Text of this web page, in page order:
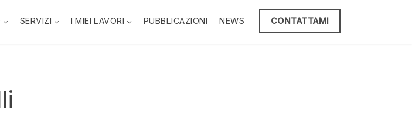
SERVIZI I MIEI LAVORI PUBBLICAZIONI NEWS CONTATTAMI